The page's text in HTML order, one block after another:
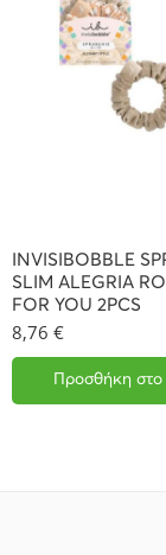
INVISIBOBBLE
SLIM ALEGRIA
FOR YOU 2PCS
8,76 €
Προσθήκη στο